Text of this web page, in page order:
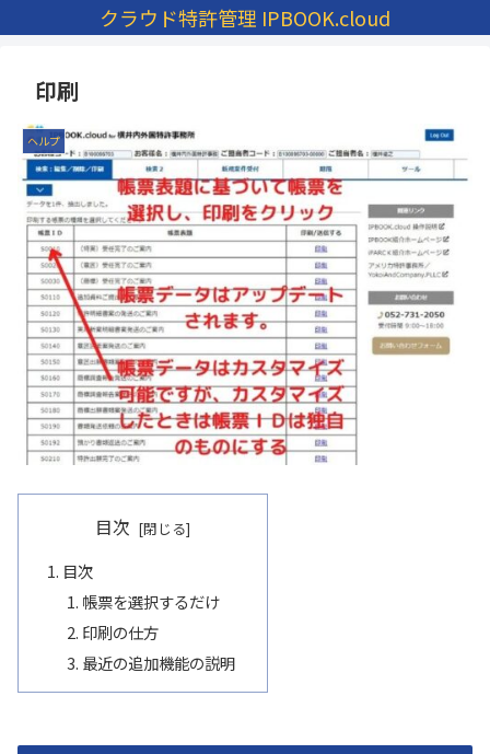
クラウド特許管理 IPBOOK.cloud
印刷
ヘルプ
目次
目次
帳票を選択するだけ
印刷の仕方
最近の追加機能の説明